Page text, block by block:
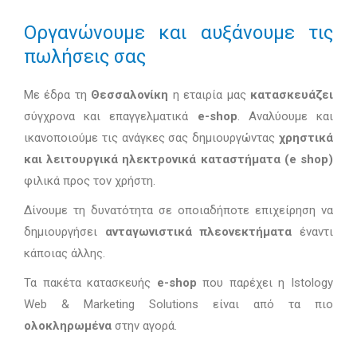
Οργανώνουμε και αυξάνουμε τις
πωλήσεις σας
Με έδρα τη Θεσσαλονίκη η εταιρία μας κατασκευάζει
σύγχρονα και επαγγελματικά e-shop. Αναλύουμε και
ικανοποιούμε τις ανάγκες σας δημιουργώντας χρηστικά
και λειτουργικά ηλεκτρονικά καταστήματα (e shop)
φιλικά προς τον χρήστη.
Δίνουμε τη δυνατότητα σε οποιαδήποτε επιχείρηση να
δημιουργήσει ανταγωνιστικά πλεονεκτήματα έναντι
κάποιας άλλης.
Τα πακέτα κατασκευής e-shop που παρέχει η Istology
Web & Marketing Solutions είναι από τα πιο
ολοκληρωμένα στην αγορά.